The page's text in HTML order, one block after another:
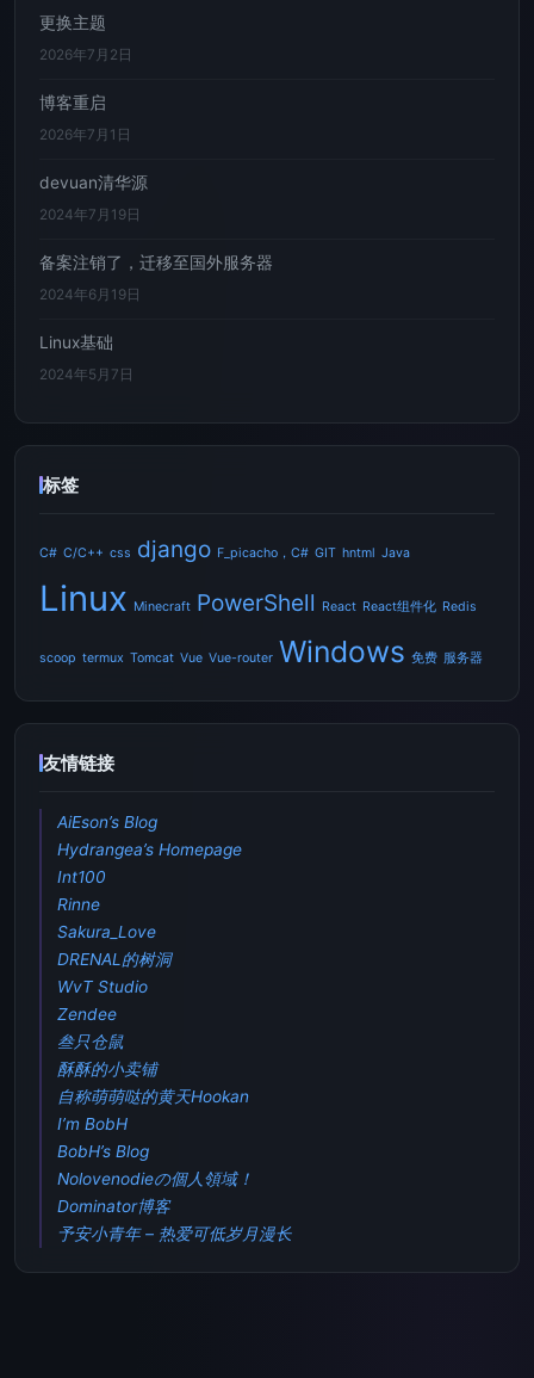
更换主题
2026年7月2日
博客重启
2026年7月1日
devuan清华源
2024年7月19日
备案注销了，迁移至国外服务器
2024年6月19日
Linux基础
2024年5月7日
标签
C# C/C++ css django F_picacho，C# GIT hntml Java
Linux Minecraft PowerShell React React组件化 Redis
scoop termux Tomcat Vue Vue-router Windows 免费 服务器
友情链接
AiEson’s Blog
Hydrangea’s Homepage
Int100
Rinne
Sakura_Love
DRENAL的树洞
WvT Studio
Zendee
叁只仓鼠
酥酥的小卖铺
自称萌萌哒的黄天Hookan
I’m BobH
BobH’s Blog
Nolovenodieの個人領域！
Dominator博客
予安小青年 – 热爱可低岁月漫长